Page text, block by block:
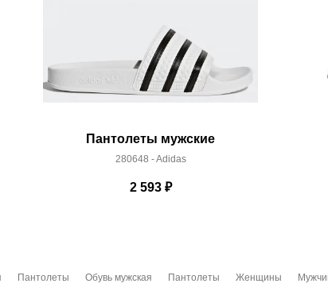
Пантолеты мужские
280648 - Adidas
2 593₽
Пантолеты Обувь мужская Пантолеты Женщины